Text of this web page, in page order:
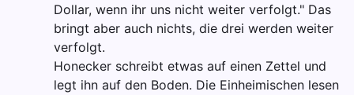
Dollar, wenn ihr uns nicht weiter verfolgt." Das
bringt aber auch nichts, die drei werden weiter
verfolgt.
Honecker schreibt etwas auf einen Zettel und
legt ihn auf den Boden. Die Einheimischen lesen